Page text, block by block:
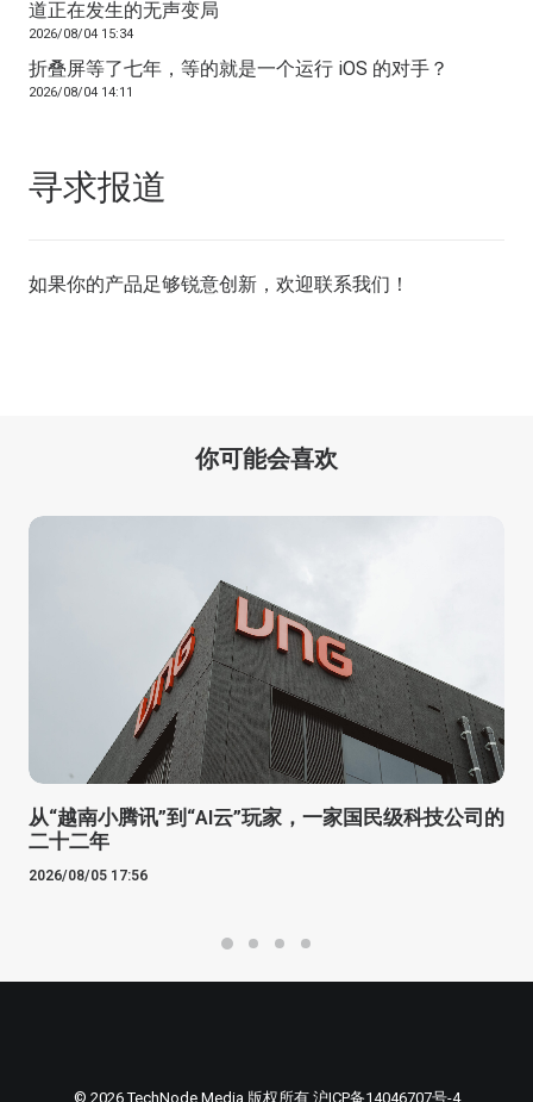
道正在发生的无声变局
2026/08/04 15:34
折叠屏等了七年，等的就是一个运行 iOS 的对手？
2026/08/04 14:11
寻求报道
如果你的产品足够锐意创新，欢迎联系我们 ！
你可能会喜欢
从“越南小腾讯”到“AI云”玩家，一家国民级科技公司的
二十二年
2026/08/05 17:56
© 2026 TechNode Media 版权所有 沪ICP备14046707号-4